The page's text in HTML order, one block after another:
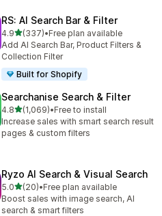
RS: AI Search Bar & Filter
4.9เต็ม 5 ดาว
(337)
ทั้งหมด 337 รีวิว
•Free plan available
Add AI Search Bar, Product Filters &
Collection Filter
Built for Shopify
Searchanise Search & Filter
4.8เต็ม 5 ดาว
(1,069)
ทั้งหมด 1069 รีวิว
•Free to install
Increase sales with smart search result
pages & custom filters
Ryzo AI Search & Visual Search
5.0เต็ม 5 ดาว
(20)
ทั้งหมด 20 รีวิว
•Free plan available
Boost sales with image search, AI
search & smart filters